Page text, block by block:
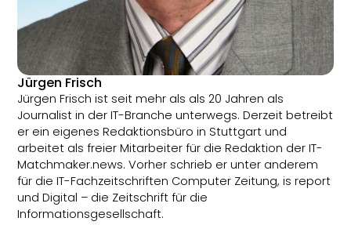
Jürgen Frisch
Jürgen Frisch ist seit mehr als als 20 Jahren als
Journalist in der IT-Branche unterwegs. Derzeit betreibt
er ein eigenes Redaktionsbüro in Stuttgart und
arbeitet als freier Mitarbeiter für die Redaktion der IT-
Matchmaker.news. Vorher schrieb er unter anderem
für die IT-Fachzeitschriften Computer Zeitung, is report
und Digital – die Zeitschrift für die
Informationsgesellschaft.